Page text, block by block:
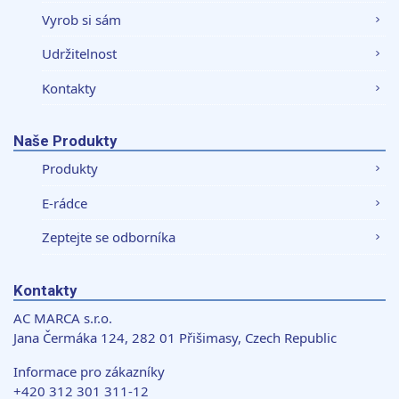
Vyrob si sám
Udržitelnost
Kontakty
Naše Produkty
Produkty
E-rádce
Zeptejte se odborníka
Kontakty
AC MARCA s.r.o.
Jana Čermáka 124, 282 01 Přišimasy, Czech Republic
Informace pro zákazníky
+420 312 301 311-12